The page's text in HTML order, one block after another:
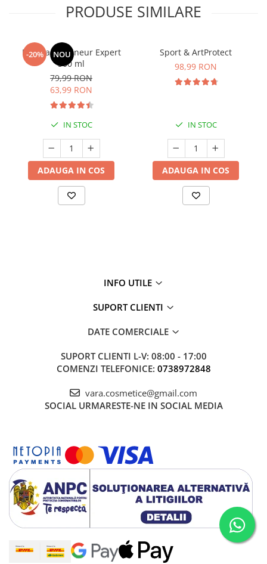
PRODUSE SIMILARE
-20% NOU
Manhaē Draineur Expert
500 ml
79,99 RON
63,99 RON
IN STOC
ADAUGA IN COS
Sport & ArtProtect
98,99 RON
IN STOC
ADAUGA IN COS
INFO UTILE
SUPORT CLIENTI
DATE COMERCIALE
SUPORT CLIENTI L-V: 08:00 - 17:00
COMENZI TELEFONICE: 0738972848
vara.cosmetice@gmail.com
SOCIAL URMARESTE-NE IN SOCIAL MEDIA